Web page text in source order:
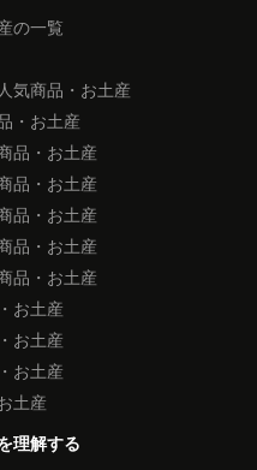
の一覧
気商品・お土産
・お土産
品・お土産
品・お土産
品・お土産
品・お土産
品・お土産
お土産
お土産
お土産
土産
理解する